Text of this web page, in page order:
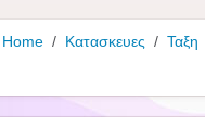
Home Κατασκευες Ταξη